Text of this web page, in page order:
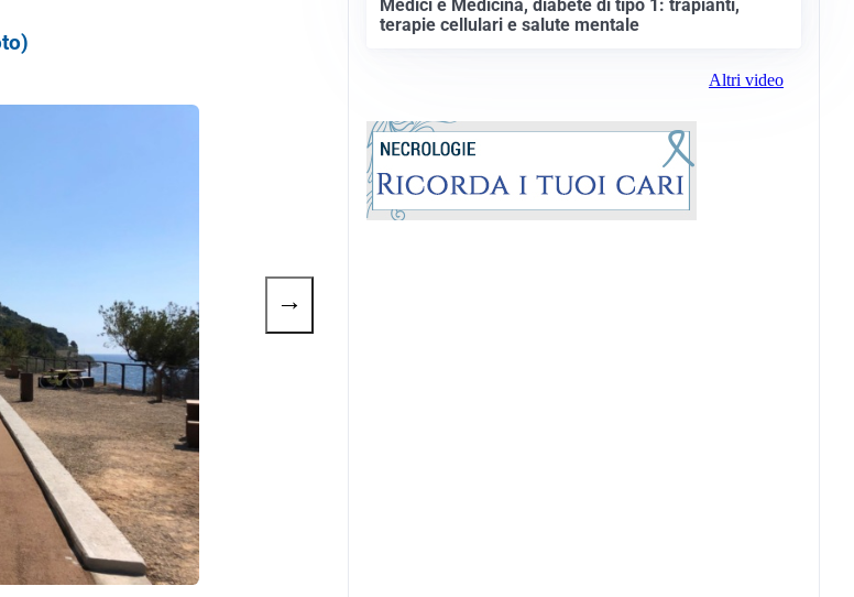
→
Medici e Medicina, diabete di tipo 1: trapianti,
terapie cellulari e salute mentale
Altri video